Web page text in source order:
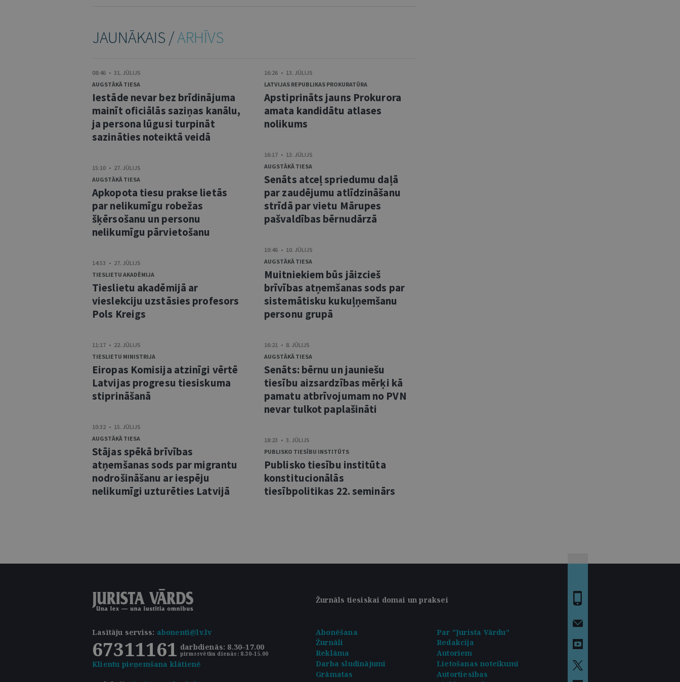
JAUNĀKAIS /ARHĪVS
08:46 • 31. JŪLIJS
AUGSTĀKĀ TIESA
Iestāde nevar bez brīdinājuma
mainīt oficiālās saziņas kanālu,
ja persona lūgusi turpināt
sazināties noteiktā veidā
15:10 • 27. JŪLIJS
AUGSTĀKĀ TIESA
Apkopota tiesu prakse lietās
par nelikumīgu robežas
šķērsošanu un personu
nelikumīgu pārvietošanu
14:53 • 27. JŪLIJS
TIESLIETU AKADĒMIJA
Tieslietu akadēmijā ar
vieslekciju uzstāsies profesors
Pols Kreigs
11:17 • 22. JŪLIJS
TIESLIETU MINISTRIJA
Eiropas Komisija atzinīgi vērtē
Latvijas progresu tiesiskuma
stiprināšanā
10:32 • 15. JŪLIJS
AUGSTĀKĀ TIESA
Stājas spēkā brīvības
atņemšanas sods par migrantu
nodrošināšanu ar iespēju
nelikumīgi uzturēties Latvijā
16:26 • 13. JŪLIJS
LATVIJAS REPUBLIKAS PROKURATŪRA
Apstiprināts jauns Prokurora
amata kandidātu atlases
nolikums
16:17 • 13. JŪLIJS
AUGSTĀKĀ TIESA
Senāts atceļ spriedumu daļā
par zaudējumu atlīdzināšanu
strīdā par vietu Mārupes
pašvaldības bērnudārzā
10:46 • 10. JŪLIJS
AUGSTĀKĀ TIESA
Muitniekiem būs jāizcieš
brīvības atņemšanas sods par
sistemātisku kukuļņemšanu
personu grupā
16:21 • 8. JŪLIJS
AUGSTĀKĀ TIESA
Senāts: bērnu un jauniešu
tiesību aizsardzības mērķi kā
pamatu atbrīvojumam no PVN
nevar tulkot paplašināti
18:23 • 3. JŪLIJS
PUBLISKO TIESĪBU INSTITŪTS
Publisko tiesību institūta
konstitucionālās
tiesībpolitikas 22. seminārs
Žurnāls tiesiskai domai un praksei
Lasītāju serviss: abonenti@lv.lv
67311161 darbdienās: 8.30–17.00
pirmssvētku dienās: 8.30–15.00
Klientu pieņemšana klātienē
Abonēšana
Par "Jurista Vārdu"
Žurnāli
Redakcija
Reklāma
Autoriem
Darba sludinājumi
Lietošanas noteikumi
Grāmatas
Autortiesības